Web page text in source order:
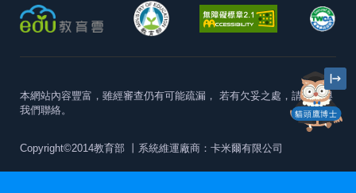
貓頭鷹博士
本網站內容豐富，雖經審查仍有可能疏漏， 若有欠妥之處，請隨時與
我們聯絡。
Copyright©2014教育部 丨系統維運廠商：卡米爾有限公司